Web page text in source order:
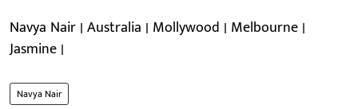
Navya Nair | Australia | Mollywood | Melbourne |
Jasmine |
Navya Nair